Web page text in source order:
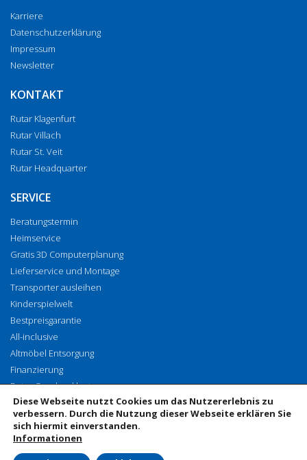
Karriere
Datenschutzerklärung
Impressum
Newsletter
KONTAKT
Rutar Klagenfurt
Rutar Villach
Rutar St. Veit
Rutar Headquarter
SERVICE
Beratungstermin
Heimservice
Gratis 3D Computerplanung
Lieferservice und Montage
Transporter ausleihen
Kinderspielwelt
Bestpreisgarantie
All-inclusive
Altmöbel Entsorgung
Finanzierung
Rutar Geschenkkarte
Vorhangenähservice
© 2019 Rutar GmbH & Co KG, EISENKAPPLER STRASSE 10, 9141
Diese Webseite nutzt Cookies um das Nutzererlebnis zu
verbessern. Durch die Nutzung dieser Webseite erklären Sie
sich hiermit einverstanden.
Informationen